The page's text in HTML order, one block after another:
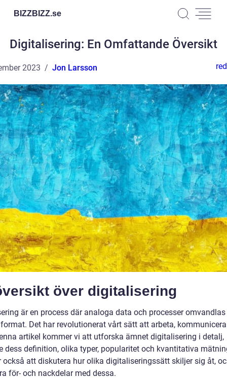
BIZZBIZZ.se
Digitalisering: En Omfattande Översikt
2023 Jon Larsson
över digitalisering
är en process där analoga data och processer
Det har revolutionerat vårt sätt att arbeta,
artikel kommer vi att utforska ämnet digitalisering i detalj,
dess definition, olika typer, popularitet och kvantitativa
också att diskutera hur olika digitaliseringssätt skiljer sig åt,
för- och nackdelar med dessa.